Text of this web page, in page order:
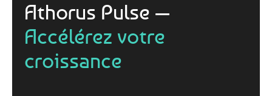
Athorus Pulse —
Accélérez votre
croissance